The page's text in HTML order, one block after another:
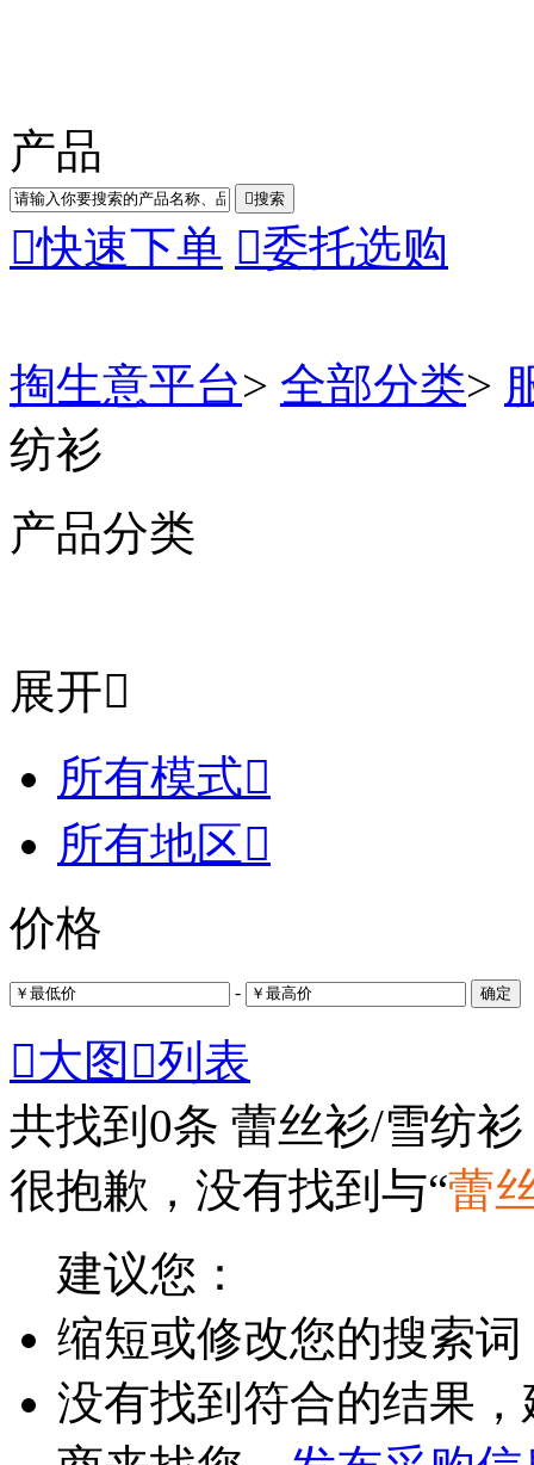
产品
搜索
快速下单 委托选购
掏生意平台> 全部分类>
纺衫
产品分类
展开
所有模式
所有地区
价格
- 确定
大图 列表
共找到 0条 蕾丝衫/雪纺
很抱歉，没有找到与“蕾
建议您：
缩短或修改您的搜索
没有找到符合的结果